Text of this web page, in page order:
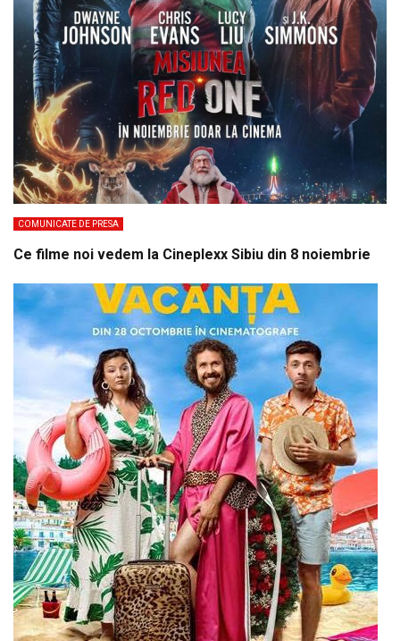
COMUNICATE DE PRESA
Ce filme noi vedem la Cineplexx Sibiu din 8 noiembrie